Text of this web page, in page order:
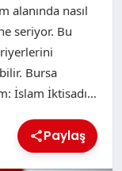
alanında nasıl
seriyor. Bu
Bursa
İslam İktisadı…
Paylaş